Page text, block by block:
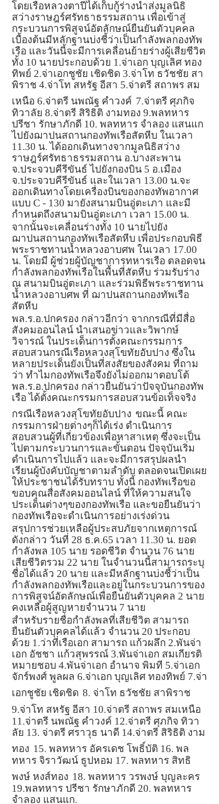
โดยเรือหลวงตาปีได้เก็บกู้ร่างนำส่งมูลนิธิ
สว่างราษฎร์ศรัทธาธรรมสถาน เพื่อเข้าสู่
กระบวนการพิสูจน์อัตลักษณ์ยืนยันตัวบุคคล
เบื้องต้นมีหลักฐานบ่งชี้ว่าเป็นกำลังพลกองทัพ
เรือ และวันนี้จะมีการเคลื่อนย้ายร่างผู้เสียชีวิต
ทั้ง 10 นายประกอบด้วย 1.จ่าเอก บุญเลิศ ทอง
ทิพย์ 2.จ่าเอกชูชัย เชิดชิด 3.จ่าโท ธวัชชัย สา
พิราช 4.จ่าโท สหรัฐ อีสา 5.จ่าตรี สถาพร สม
เหนือ 6.จ่าตรี นพณัฐ คำวงค์ 7.จ่าตรี ศุภกิจ
ทิวาลัย 8.จ่าตรี สิริธิติ งามทอง 9.พลทหาร
ปรีชา รักษาภักดี 10. พลทหาร จำลอง แสนแก
ไปยังฌาปนสถานกองทัพเรือสัตหีบ ในเวลา
11.30 น. ได้ออกเดินทางจากมูลนิธิสว่าง
ราษฎร์ศรัทธาธรรมสถาน อ.บางสะพาน
จ.ประจวบคีรีขันธ์ ไปยังกองบิน 5 อ.เมือง
จ.ประจวบคีรีขันธ์ และในเวลา 13.00 น.จะ
ออกเดินทางโดยเครื่องบินของกองทัพอากาศ
แบบ C - 130 มายังสนามบินอู่ตะเภา และมี
กำหนดถึงสนามบินอู่ตะเภา เวลา 15.00 น.
จากนั้นจะเคลื่อนร่างทั้ง 10 นายไปยัง
ฌาปนสถานกองทัพเรือสัตหีบ เพื่อประกอบพิธี
พระราชทานน้ำหลวงอาบศพ ในเวลา 17.00
น. โดยมี ผู้ช่วยผู้บัญชาการทหารเรือ ตลอดจน
กำลังพลกองทัพเรือในพื้นที่สัตหีบ ร่วมรับร่าง
ณ สนามบินอู่ตะเภา และร่วมพิธีพระราชทาน
น้ำหลวงอาบศพ ที่ ฌาปนสถานกองทัพเรือ
สัตหีบ
พล.ร.อ.ปกครอง กล่าวอีกว่า จากกรณีที่มีสื่อ
สังคมออนไลน์ นำเสนอข่าวและวิพากษ์
วิจารณ์ ในประเด็นการตั้งคณะกรรมการ
สอบสวนกรณีเรือหลวงสุโขทัยอับปาง ซึ่งใน
หลายประเด็นยังเป็นที่สงสัยของสังคม ที่ถาม
ว่า ทำไมกองทัพเรือจึงยังไม่ออกมาตอบโต้
พล.ร.อ.ปกครอง กล่าวยืนยันว่าปัจจุบันกองทัพ
เรือ ได้ตั้งคณะกรรมการสอบสวนข้อเท็จจริง
กรณีเรือหลวงสุโขทัยอับปาง ขณะนี้ คณะ
กรรมการฝ่ายต่างๆก็ได้เร่ง ดำเนินการ
สอบสวนผู้ที่เกี่ยวข้องเพื่อหาสาเหตุ ซึ่งจะเป็น
ไปตามกระบวนการและขั้นตอน ปัจจุบันเริ่ม
ดำเนินการไปแล้ว และจะมีการสรุปผลนำ
เรียนผู้บังคับบัญชาตามลำดับ ตลอดจนเปิดเผย
ให้ประชาชนได้รับทราบ ทั้งนี้ กองทัพเรือขอ
ขอบคุณสื่อสังคมออนไลน์ ที่ให้ความสนใจ
ประเด็นต่างๆของกองทัพเรือ และขอยืนยันว่า
กองทัพเรือจะดำเนินการอย่างเร่งด่วน
สรุปการช่วยเหลือผู้ประสบภัยจากเหตุการณ์
ดังกล่าว วันที่ 28 ธ.ค.65 เวลา 11.30 น. ยอด
กำลังพล 105 นาย รอดชีวิต จำนวน 76 นาย
เสียชีวิตรวม 22 นาย ในจำนวนนี้สามารถระบุ
ชื่อได้แล้ว 20 นาย และมีหลักฐานบ่งชี้ว่าเป็น
กำลังพลกองทัพเรือและอยู่ในกระบวนการของ
การพิสูจน์อัตลักษณ์เพื่อยืนยันตัวบุคคล 2 นาย
คงเหลือผู้สูญหายจำนวน 7 นาย
สำหรับรายชื่อกำลังพลที่เสียชีวิต สามารถ
ยืนยันตัวบุคคลได้แล้ว จำนวน 20 ประกอบ
ด้วย 1.ว่าที่เรือเอก สามารถ แก้วผลึก 2.พันจ่า
เอก อัชชา แก้วสุพรรณ์ 3.พันจ่าเอก สมเกียรติ
หมายชอบ 4.พันจ่าเอก อำนาจ พิมที 5.จ่าเอก
จักร์พงศ์ พูลผล 6.จ่าเอก บุญเลิศ ทองทิพย์ 7.จ่า
เอกชูชัย เชิดชิด 8. จ่าโท ธวัชชัย สาพิราช
9.จ่าโท สหรัฐ อีสา 10.จ่าตรี สถาพร สมเหนือ
11.จ่าตรี นพณัฐ คำวงค์ 12.จ่าตรี ศุภกิจ ทิวา
ลัย 13. จ่าตรี ศราวุธ นาดี 14.จ่าตรี สิริธิติ งาม
ทอง 15. พลทหาร อัครเดช โพธิ์บัติ 16. พล
ทหาร จิราวัฒน์ ธูปหอม 17. พลทหาร สิทธิ
พงษ์ หงส์ทอง 18. พลทหาร วรพงษ์ บุญละคร
19.พลทหาร ปรีชา รักษาภักดี 20. พลทหาร
จำลอง แสนแก.